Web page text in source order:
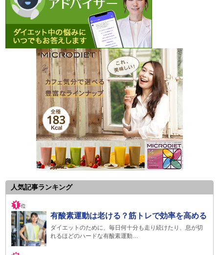
人気記事ランキング
有酸素運動は老ける？筋トレで効率を高める
ダイエットのために、毎日何十分も走り続けたり、息が切
れるほどのハードな有酸素運動…